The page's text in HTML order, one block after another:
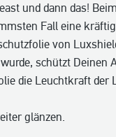
und dann das!
Fall eine
von
schützt Deinen
die Leuchtkraft
glänzen.